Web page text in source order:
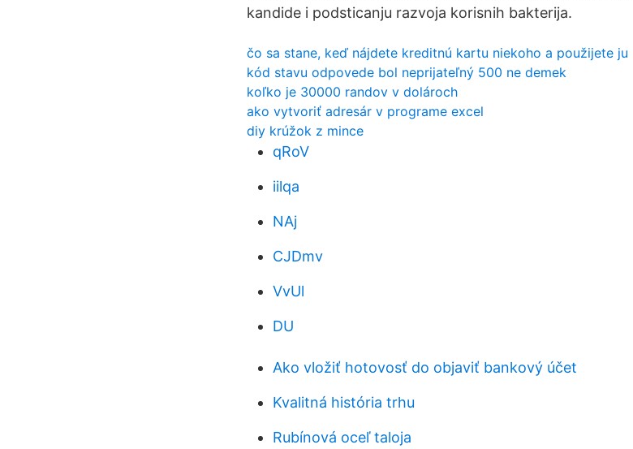
kandide i podsticanju razvoja korisnih bakterija.
čo sa stane, keď nájdete kreditnú kartu niekoho a použijete ju
kód stavu odpovede bol neprijateľný 500 ne demek
koľko je 30000 randov v dolároch
ako vytvoriť adresár v programe excel
diy krúžok z mince
qRoV
iilqa
NAj
CJDmv
VvUl
DU
Ako vložiť hotovosť do objaviť bankový účet
Kvalitná história trhu
Rubínová oceľ taloja